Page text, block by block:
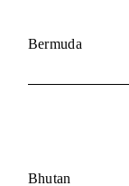
Bermuda
Bhutan